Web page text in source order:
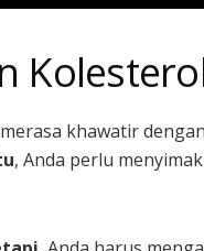
khawatir
, Anda perlu menyimak